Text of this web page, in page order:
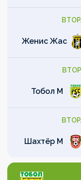
Женис Жас
Тобол М
Шахтёр М